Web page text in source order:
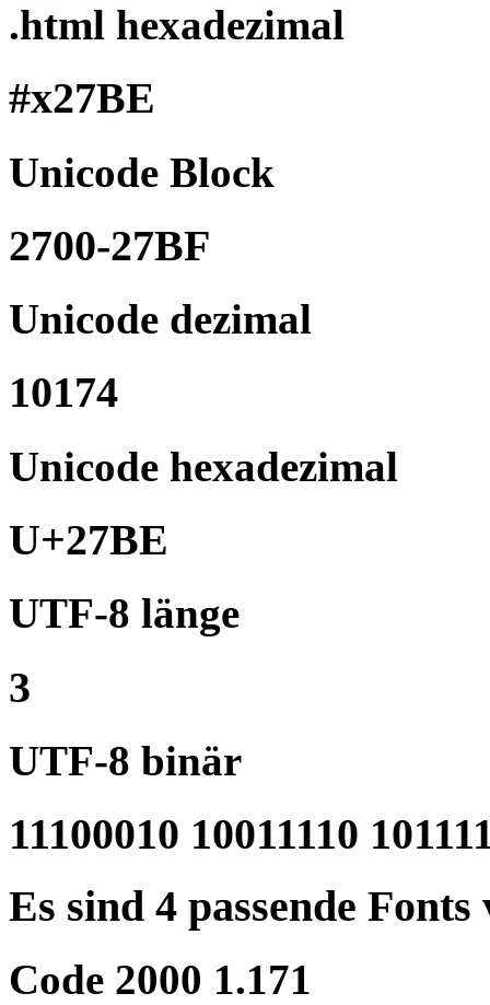
.html hexadezimal
#x27BE
Unicode Block
2700-27BF
Unicode dezimal
10174
Unicode hexadezimal
U+27BE
UTF-8 länge
3
UTF-8 binär
11100010 10011110
Es sind 4 passende
Code 2000 1.171